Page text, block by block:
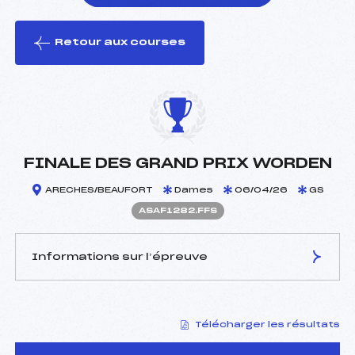
le ski
Retour aux courses
FINALE DES GRAND PRIX WORDEN
ARECHES/BEAUFORT Dames 06/04/26 GS
ASAF1282.FFS
Informations sur l’épreuve
BRANCAZ XAVIER (SA)
Arbitre :
PATUEL LUCAS (SA)
Télécharger les résultats